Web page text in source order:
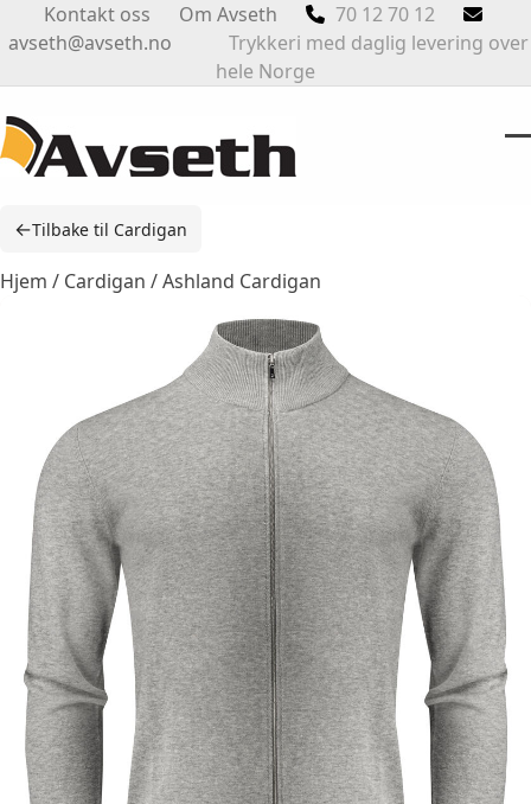
to
Kontakt oss Om Avseth
70 12 70 12
avseth@avseth.no Trykkeri med daglig levering over
hele Norge
←Tilbake til Cardigan
Hjem / Cardigan / Ashland Cardigan